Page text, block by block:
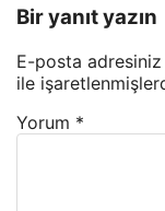
Bir yanıt yazın
E-posta adresiniz
ile
Yorum *